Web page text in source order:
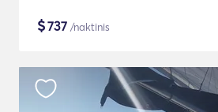
$737 /naktinis